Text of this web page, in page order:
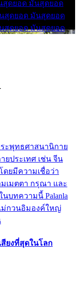
สุดยอด มันสุดยอด
สุดยอด มันสุดยอด
สุดยอด มันสุดยอด
ะพุทธศาสนานิกาย
ประเทศ เช่น จีน
ดยมีความเชื่อว่า
เมตตา กรุณา และ
บทความนี้ Palanla
ม่กวนอิมองค์ใหญ่
ยงที่สุดในโลก